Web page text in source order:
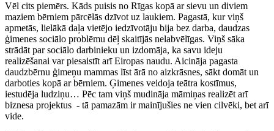
Vēl cits piemērs. Kāds puisis no Rīgas kopā ar sievu un diviem
maziem bērniem pārcēlās dzīvot uz laukiem. Pagastā, kur viņš
apmetās, lielākā daļa vietējo iedzīvotāju bija bez darba, daudzas
ģimenes sociālo problēmu dēļ skaitījās nelabvēlīgas. Viņš sāka
strādāt par sociālo darbinieku un izdomāja, ka savu ideju
realizēšanai var piesaistīt arī Eiropas naudu. Aicināja pagasta
daudzbērnu ģimeņu mammas līst ārā no aizkrāsnes, sākt domāt un
darboties kopā ar bērniem. Ģimenes veidoja teātra kostīmus,
iestudēja ludziņu… Pēc tam viņš mudināja māmiņas realizēt arī
biznesa projektus - tā pamazām ir mainījušies ne vien cilvēki, bet arī
vide.